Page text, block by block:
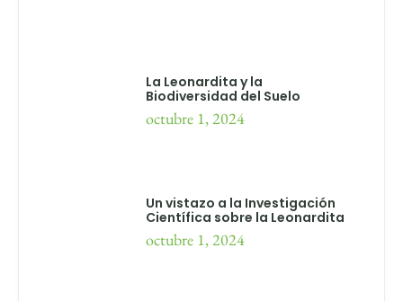
La Leonardita y la
Biodiversidad del Suelo
octubre 1, 2024
Un vistazo a la Investigación
Científica sobre la Leonardita
octubre 1, 2024